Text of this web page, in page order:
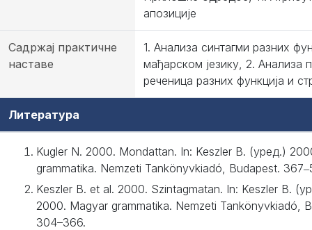
апозиције
Садржај практичне
наставе
1. Анализа синтагми разних
мађарском језику, 2. Анализа
реченица разних функција и
Литература
Kugler N. 2000. Mondattan. In: Keszler B. (уред.)
grammatika. Nemzeti Tankönyvkiadó, Budapest.
Keszler B. et al. 2000. Szintagmatan. In: Keszler B.
2000. Magyar grammatika. Nemzeti Tankönyvkiadó,
304–366.